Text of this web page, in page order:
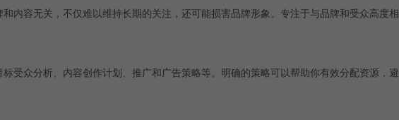
内容无关，不仅难以维持长期的关注，还可能损害品牌形象。专注于与品牌和受众高度相
受众分析、内容创作计划、推广和广告策略等。明确的策略可以帮助你有效分配资源，避